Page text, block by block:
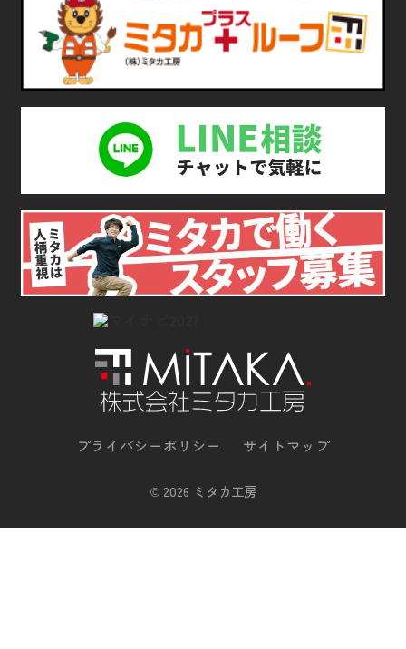
プライバシーポリシー サイトマップ
©2026 ミタカ工房